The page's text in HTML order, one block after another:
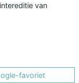
van
favoriet